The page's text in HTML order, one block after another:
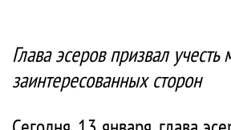
Глава эсеров призвал
заинтересованных сторон